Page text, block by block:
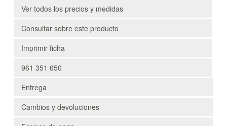
Ver todos los precios y medidas
Consultar sobre este producto
Imprimir ficha
961 351 650
Entrega
Cambios y devoluciones